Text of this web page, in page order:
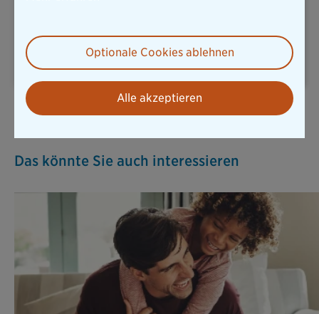
Alle Versicherungen
Das könnte Sie auch interessieren
Optionale Cookies ablehnen
Alle akzeptieren